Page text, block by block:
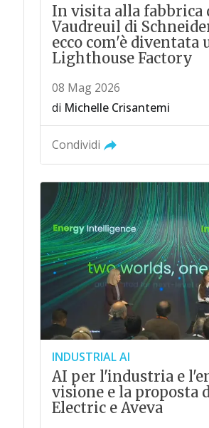
In visita alla fabbrica
Vaudreuil di
ecco com'è diventata
Lighthouse Factory
08 Mag 2026
di Michelle Crisantemi
Condividi
INDUSTRIAL AI
AI per l'industria e
visione e la proposta
Electric e Aveva